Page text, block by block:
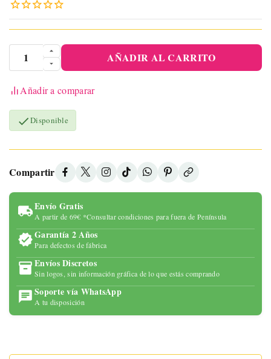
AÑADIR AL CARRITO
Añadir a comparar
Disponible
Compartir
Envío Gratis
A partir de 69€ *Consultar condiciones para fuera de Península
Garantía 2 Años
Para defectos de fábrica
Envíos Discretos
Sin logos, sin información gráfica de lo que estás comprando
Soporte vía WhatsApp
A tu disposición